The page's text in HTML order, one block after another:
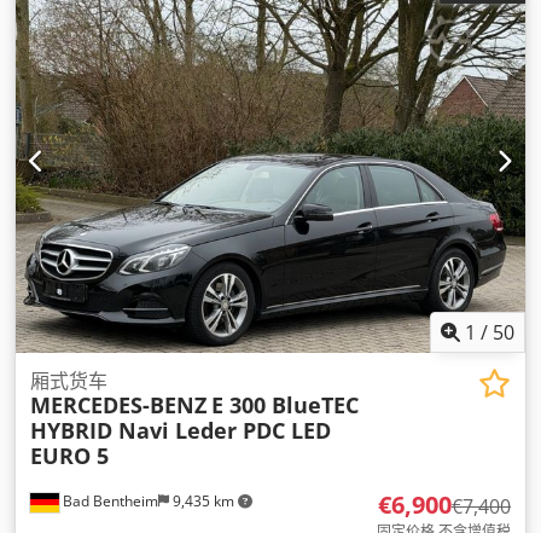
1 / 50
Bad Bentheim 9,435 km
厢式货车
MERCEDES-BENZ E 300 BlueTEC
HYBRID Navi Leder PDC LED
EURO 5
€6,900€7,400